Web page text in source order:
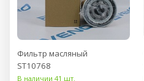
Фильтр масляный
ST10768
В наличии 41 шт.